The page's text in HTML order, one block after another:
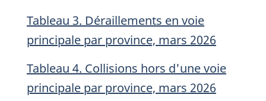
Tableau 3. Déraillements en voie
principale par province, mars 2026
Tableau 4. Collisions hors d'une voie
principale par province, mars 2026